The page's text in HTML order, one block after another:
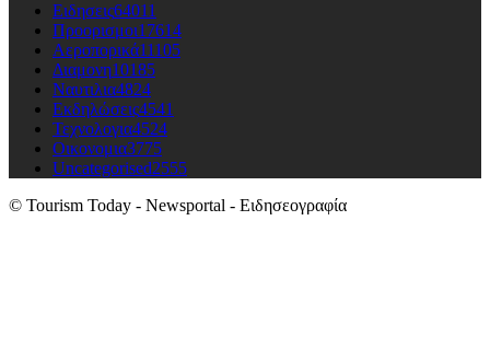
Ειδησεις64011
Προορισμοι17614
Αεροπορικά11105
Διαμονη10185
Ναυτιλια4824
Εκδηλώσεις4541
Τεχνολογια4524
Οικονομια3775
Uncategorised2555
© Tourism Today - Newsportal - Ειδησεογραφία